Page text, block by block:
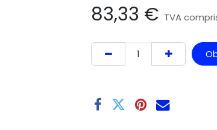
83,33 € TVA